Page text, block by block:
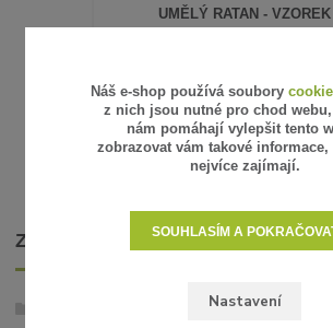
UMĚLÝ RATAN - VZOREK
ZVOLIT VARIANTU
ZBOŽÍ ZAŘAZENO V
Náš e-shop používá soubory
z nich jsou nutné pro chod
nám pomáhají vylepšit tento
zobrazovat vám takové informace,
nejvíce zajímají.
Nastavení
SOUHLASÍM A